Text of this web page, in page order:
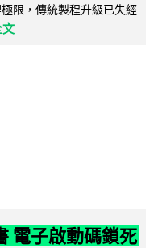
限，傳統製程升級已失經
文
電子啟動碼鎖死